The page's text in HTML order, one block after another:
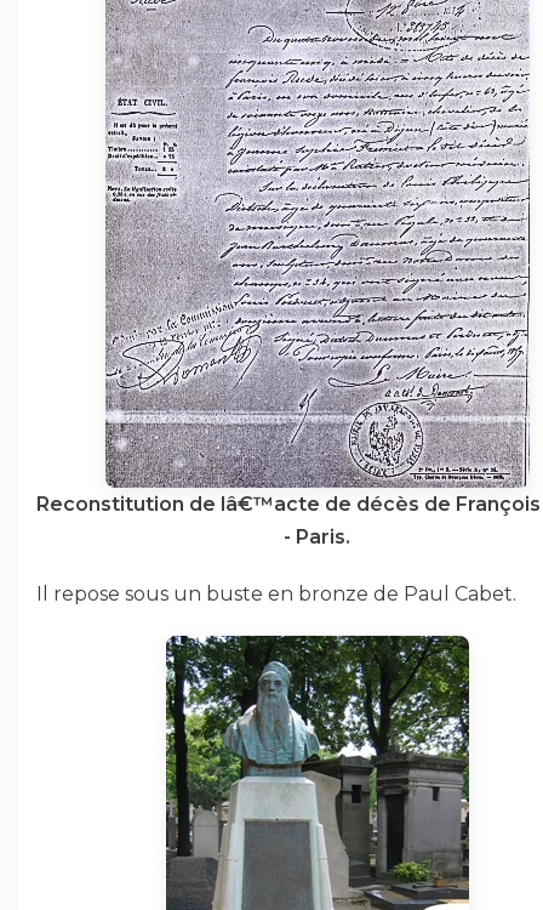
Reconstitution de lâ€™acte de décès de François
- Paris.
Il repose sous un buste en bronze de Paul Cabet.